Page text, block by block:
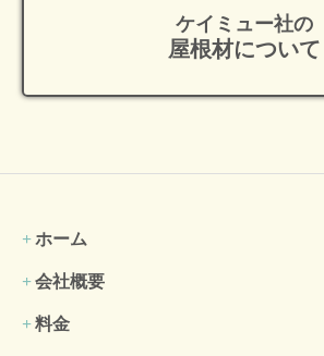
ケイミュー社の
屋根材について
ホーム
会社概要
料金